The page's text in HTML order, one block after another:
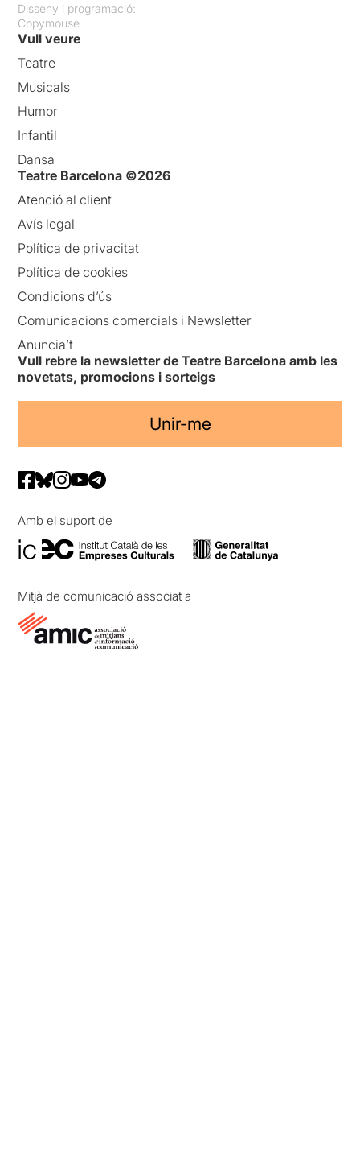
Disseny i programació:
Copymouse
Vull veure
Teatre
Musicals
Humor
Infantil
Dansa
Teatre Barcelona ©2026
Atenció al client
Avís legal
Política de privacitat
Política de cookies
Condicions d’ús
Comunicacions comercials i Newsletter
Anuncia’t
Vull rebre la newsletter de Teatre Barcelona amb les
novetats, promocions i sorteigs
Unir-me
Amb el suport de
Mitjà de comunicació associat a